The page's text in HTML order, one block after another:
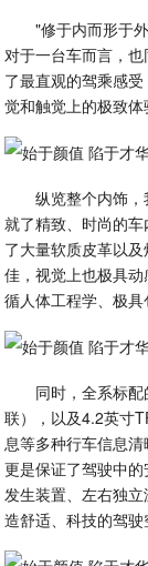
"修于内而形于
对于一台车而言，
了最直观的驾乘感
觉和触觉上的极致体
纵览整个内饰
就了精致、时尚的
了大量软质皮革以
佳，视觉上也极具
循人体工程学、极具
同时，全系标
联），以及4.2英寸
息等多种行车信息
更是保证了驾驶中
发生装置、左右独
造舒适、科技的驾驶